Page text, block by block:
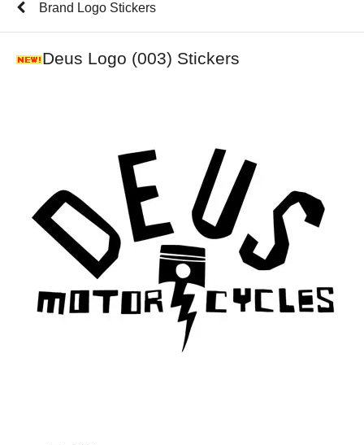
Brand Logo Stickers
Deus Logo (003) Stickers